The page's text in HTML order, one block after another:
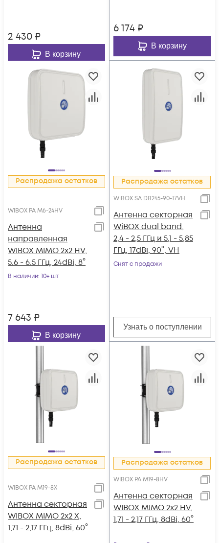
2 430 ₽
В корзину
6 174 ₽
В корзину
Распродажа остатков
WIBOX PA M6-24HV
Антенна
направленная
WIBOX MIMO 2x2 HV,
5.6 - 6.5 ГГц, 24dBi, 8°
В наличии: 10+ шт
7 643 ₽
В корзину
Распродажа остатков
WiBOX SA DB245-90-17VH
Антенна секторная
WiBOX dual band,
2,4 - 2,5 ГГц и 5,1 - 5,85
ГГц, 17dBi, 90°, VH
Снят с продажи
Узнать о поступлении
Распродажа остатков
WIBOX PA M19-8X
Антенна секторная
WIBOX MIMO 2x2 X,
1,71 - 2,17 ГГц, 8dBi, 60°
Распродажа остатков
WIBOX PA M19-8HV
Антенна секторная
WIBOX MIMO 2x2 HV,
1,71 - 2,17 ГГц, 8dBi, 60°